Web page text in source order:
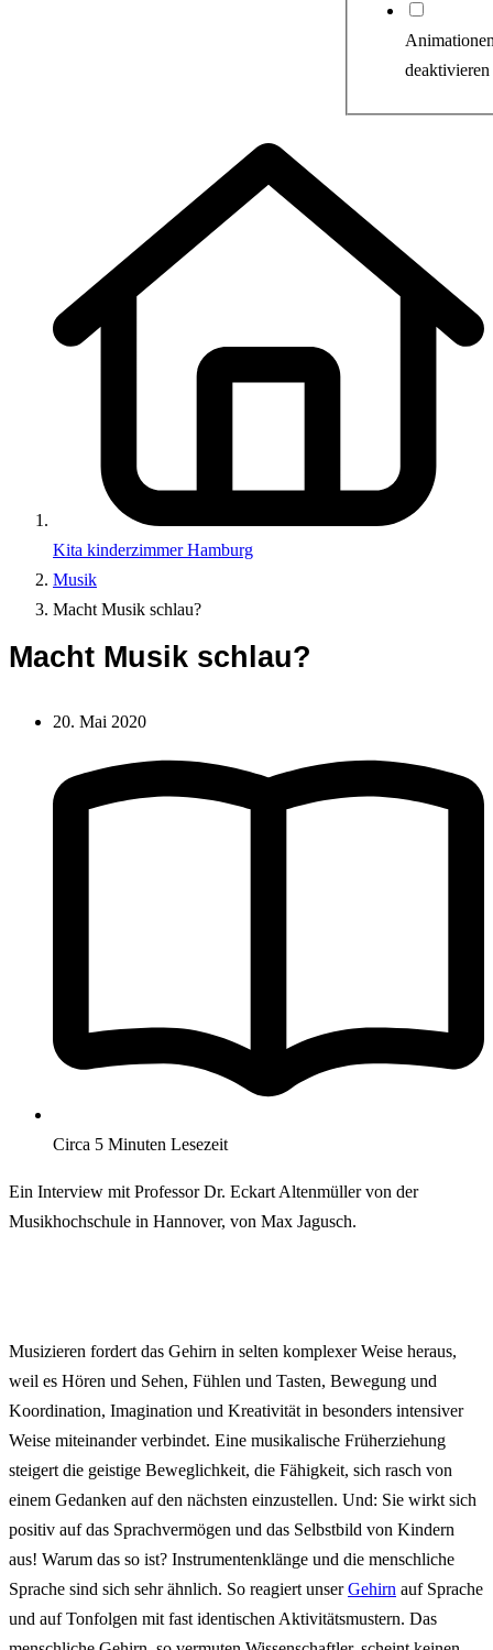
deaktivieren
Kita kinderzimmer Hamburg
Musik
Macht Musik schlau?
Macht Musik schlau?
20. Mai 2020
Circa 5 Minuten Lesezeit
Ein Interview mit Professor Dr. Eckart Altenmüller von der
Musikhochschule in Hannover, von Max Jagusch.
Musizieren fordert das Gehirn in selten komplexer Weise heraus,
weil es Hören und Sehen, Fühlen und Tasten, Bewegung und
Koordination, Imagination und Kreativität in besonders intensiver
Weise miteinander verbindet. Eine musikalische Früherziehung
steigert die geistige Beweglichkeit, die Fähigkeit, sich rasch von
einem Gedanken auf den nächsten einzustellen. Und: Sie wirkt sich
positiv auf das Sprachvermögen und das Selbstbild von Kindern
aus! Warum das so ist? Instrumentenklänge und die menschliche
Sprache sind sich sehr ähnlich. So reagiert unserGehirn auf Sprache
und auf Tonfolgen mit fast identischen Aktivitätsmustern. Das